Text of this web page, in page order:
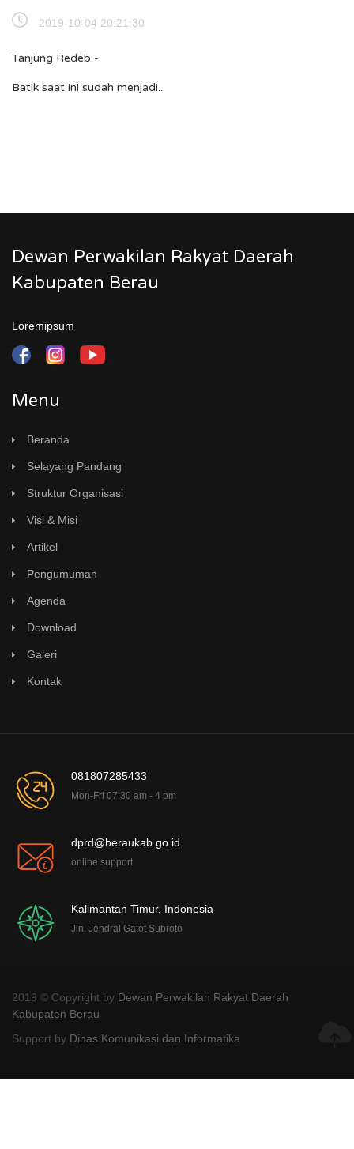
2019-10-04 20:21:30
Tanjung Redeb -
Batik saat ini sudah menjadi...
Dewan Perwakilan Rakyat Daerah
Kabupaten Berau
Loremipsum
Menu
Beranda
Selayang Pandang
Struktur Organisasi
Visi & Misi
Artikel
Pengumuman
Agenda
Download
Galeri
Kontak
081807285433
Mon-Fri 07:30 am - 4 pm
dprd@beraukab.go.id
online support
Kalimantan Timur, Indonesia
Jln. Jendral Gatot Subroto
2019 © Copyright by Dewan Perwakilan Rakyat Daerah
Kabupaten Berau
Support by Dinas Komunikasi dan Informatika